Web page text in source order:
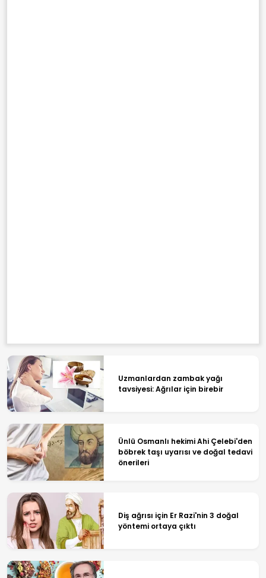
Uzmanlardan zambak yağı
tavsiyesi: Ağrılar için birebir
Ünlü Osmanlı hekimi Ahi Çelebi'den
böbrek taşı uyarısı ve doğal tedavi
önerileri
Diş ağrısı için Er Razi'nin 3 doğal
yöntemi ortaya çıktı